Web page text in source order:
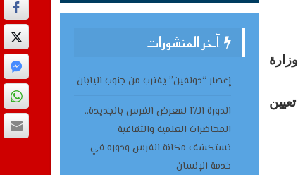
آخر المنشورات
إعصار “دولفين” يقترب من جنوب اليابان
الدورة الـ17 لمعرض الفرس بالجديدة..
المحاضرات العلمية والثقافية
تستكشف مكانة الفرس ودوره في
خدمة الإنسان